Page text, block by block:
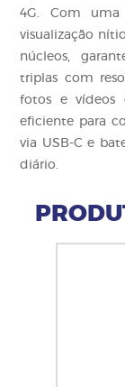
4G. Com uma
visualização
núcleos,
triplas com
fotos e vídeos
eficiente para
via USB-C e
diário.